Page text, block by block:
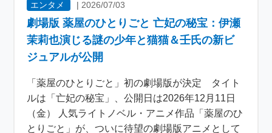
エンタメ | 2026/07/03
劇場版 薬屋のひとりごと 亡妃の秘宝：伊瀬
茉莉也演じる謎の少年と猫猫＆壬氏の新ビ
ジュアルが公開
「薬屋のひとりごと」初の劇場版が決定 タイト
ルは「亡妃の秘宝」、公開日は2026年12月11日
（金） 人気ライトノベル・アニメ作品「薬屋のひ
とりごと」が、ついに待望の劇場版アニメとして